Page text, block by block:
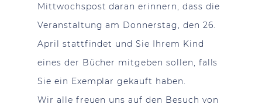
Mittwochspost daran erinnern, dass die
Veranstaltung am Donnerstag, den 26.
April stattfindet und Sie Ihrem Kind
eines der Bücher mitgeben sollen, falls
Sie ein Exemplar gekauft haben.
Wir alle freuen uns auf den Besuch von